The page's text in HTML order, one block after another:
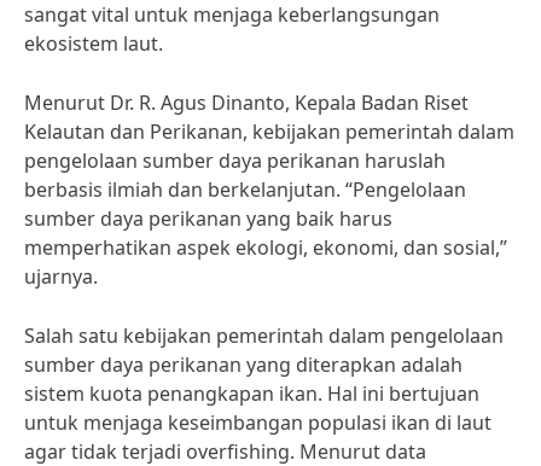
sangat vital untuk menjaga keberlangsungan
ekosistem laut.
Menurut Dr. R. Agus Dinanto, Kepala Badan Riset
Kelautan dan Perikanan, kebijakan pemerintah dalam
pengelolaan sumber daya perikanan haruslah
berbasis ilmiah dan berkelanjutan. “Pengelolaan
sumber daya perikanan yang baik harus
memperhatikan aspek ekologi, ekonomi, dan sosial,”
ujarnya.
Salah satu kebijakan pemerintah dalam pengelolaan
sumber daya perikanan yang diterapkan adalah
sistem kuota penangkapan ikan. Hal ini bertujuan
untuk menjaga keseimbangan populasi ikan di laut
agar tidak terjadi overfishing. Menurut data